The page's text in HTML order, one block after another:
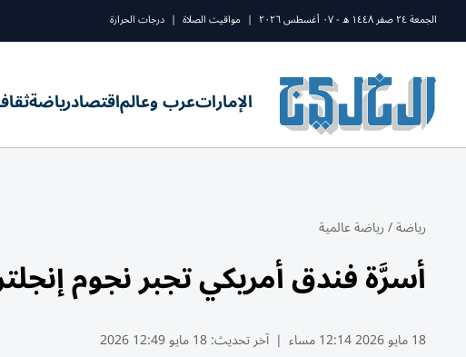
الجمعة ٢٤ صفر ١٤٤٨ ه - ٠٧ أغسطس ٢٠٢٦ | مواقيت الصلاة | درجات الحرارة
الإماراتعرب وعالماقتصادرياضة
رياضة/رياضة عالمية
أسرَّة فندق أمريكي تجبر نجوم
18 مايو 2026 12:14 مساء | آخر تحديث:18 مايو 12:49 2026